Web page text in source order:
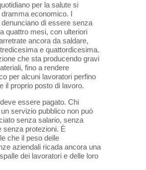
per la salute si
dramma economico. I
di essere senza
quattro mesi, con ulteriori
ancora da saldare,
e quattordicesima.
che sta producendo gravi
fino a rendere
per alcuni lavoratori perfino
il proprio posto di lavoro.
essere pagato. Chi
servizio pubblico non può
senza salario, senza
senza protezioni. È
che il peso delle
aziendali ricada ancora una
dei lavoratori e delle loro